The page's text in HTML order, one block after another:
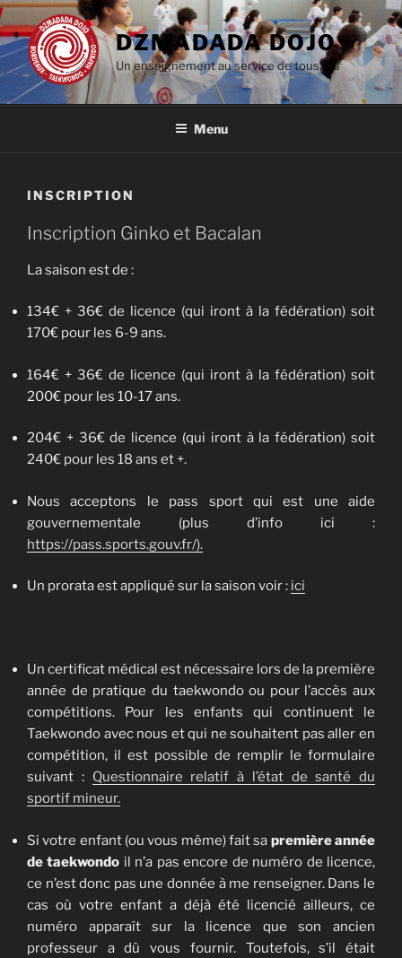
Aller
au
contenu
principal
DZMADADA DOJO
Un enseignement au service de tous.tes
Menu
INSCRIPTION
Inscription Ginko et Bacalan
La saison est de :
134€ + 36€ de licence (qui iront à la fédération) soit
170€ pour les 6-9 ans.
164€ + 36€ de licence (qui iront à la fédération) soit
200€ pour les 10-17 ans.
204€ + 36€ de licence (qui iront à la fédération) soit
240€ pour les 18 ans et +.
Nous acceptons le pass sport qui est une aide
gouvernementale (plus d’info ici :
https://pass.sports.gouv.fr/).
Un prorata est appliqué sur la saison voir : ici
Un certificat médical est nécessaire lors de la première
année de pratique du taekwondo ou pour l’accès aux
compétitions. Pour les enfants qui continuent le
Taekwondo avec nous et qui ne souhaitent pas aller en
compétition, il est possible de remplir le formulaire
suivant : Questionnaire relatif à l’état de santé du
sportif mineur.
Si votre enfant (ou vous même) fait sa première année
de taekwondo il n’a pas encore de numéro de licence,
ce n’est donc pas une donnée à me renseigner. Dans le
cas où votre enfant a déjà été licencié ailleurs, ce
numéro apparaît sur la licence que son ancien
professeur a dû vous fournir. Toutefois, s’il était